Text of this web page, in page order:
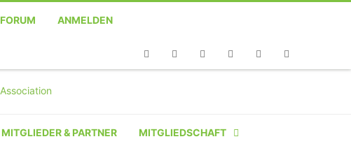
FORUM ANMELDEN
MITGLIEDER & PARTNER MITGLIEDSCHAFT